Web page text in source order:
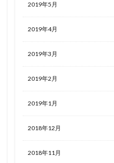
2019年5月
2019年4月
2019年3月
2019年2月
2019年1月
2018年12月
2018年11月